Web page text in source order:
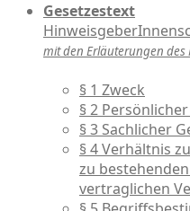
Gesetzestext
mit den Erläuterungen
§ 1 Zweck
§ 2
§ 3 Sachlicher
§ 4 Verhältnis
zu
vertraglichen